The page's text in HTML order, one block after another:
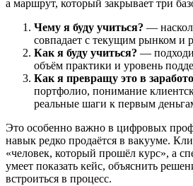
а маршрут, который закрывает три
Чему я буду учиться? —
совпадает с текущим рынком и
Как я буду учиться? —
объём практики и уровень
Как я превращу это в
портфолио, понимание
реальные шаги к первым
Это особенно важно в цифровых
навык редко продаётся в вакууме.
«человек, который прошёл курс», а
умеет показать кейс, объяснить
встроиться в процесс.